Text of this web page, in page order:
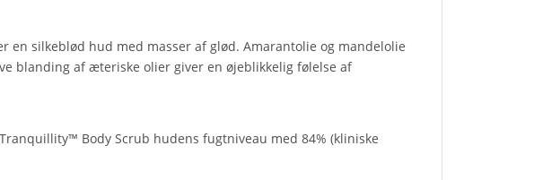
en silkeblød hud med masser af glød. Amarantolie og mandelolie
blanding af æteriske olier giver en øjeblikkelig følelse af
Body Scrub hudens fugtniveau med 84% (kliniske